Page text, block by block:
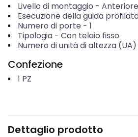
Livello di montaggio -
Esecuzione della guida
Numero di porte - 1
Tipologia- Con telaio fisso
Numero di unità di altezza (UA)
Confezione
1 PZ
Dettaglio prodotto